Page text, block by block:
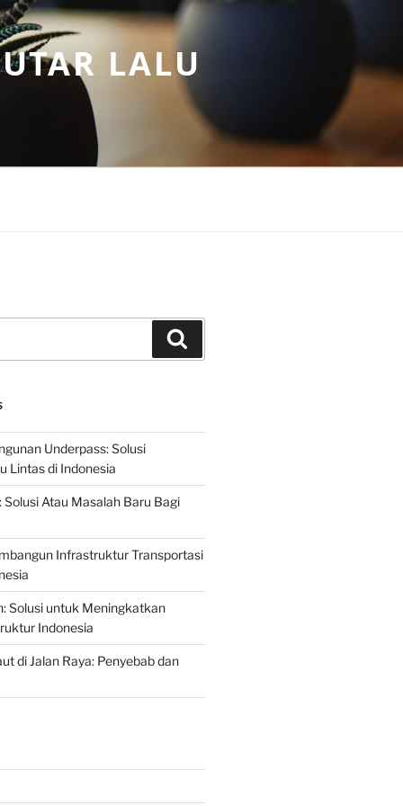
LALU
Underpass: Solusi
Lintas di Indonesia
Solusi Atau Masalah Baru Bagi
Infrastruktur Transportasi
Solusi untuk Meningkatkan
Indonesia
di Jalan Raya: Penyebab dan